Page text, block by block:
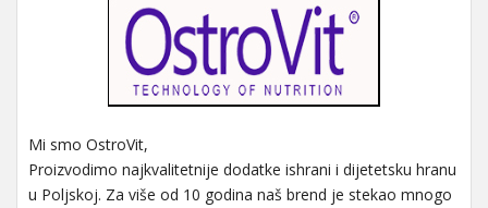
Mi smo OstroVit,
Proizvodimo najkvalitetnije dodatke ishrani i dijetetsku hranu
u Poljskoj. Za više od 10 godina naš brend je stekao mnogo